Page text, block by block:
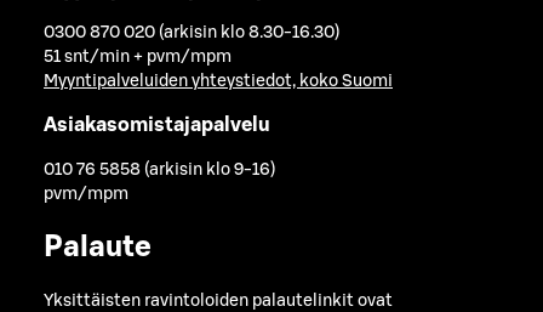
0300 870 020 (arkisin klo 8.30-16.30)
51 snt/min + pvm/mpm
Myyntipalveluiden yhteystiedot, koko Suomi
Asiakasomistajapalvelu
010 76 5858 (arkisin klo 9-16)
pvm/mpm
Palaute
Yksittäisten ravintoloiden palautelinkit ovat